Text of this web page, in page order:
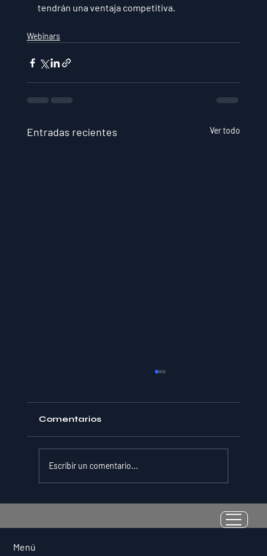
tendrán una ventaja competitiva.
Webinars
Entradas recientes Ver todo
[Webinar] Equipo Intercultural: Un
Manual Práctico sobre Lenguaje,
Comentarios
Escribir un comentario...
Menú